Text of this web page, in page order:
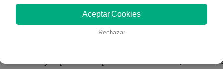
investigadores deben sembrar nuevas variedades de
temperatura y los fenómenos meteorológicos extremos.
Colombia y capital del departamento del Valle,
Aceptar Cookies
Rechazar